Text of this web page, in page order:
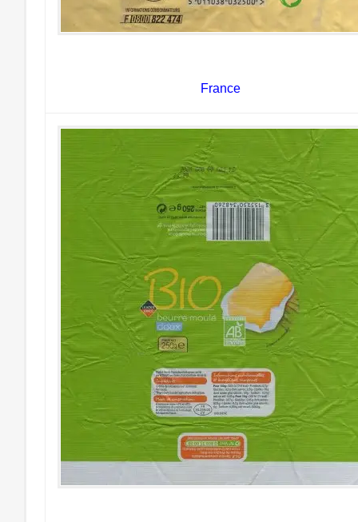
France